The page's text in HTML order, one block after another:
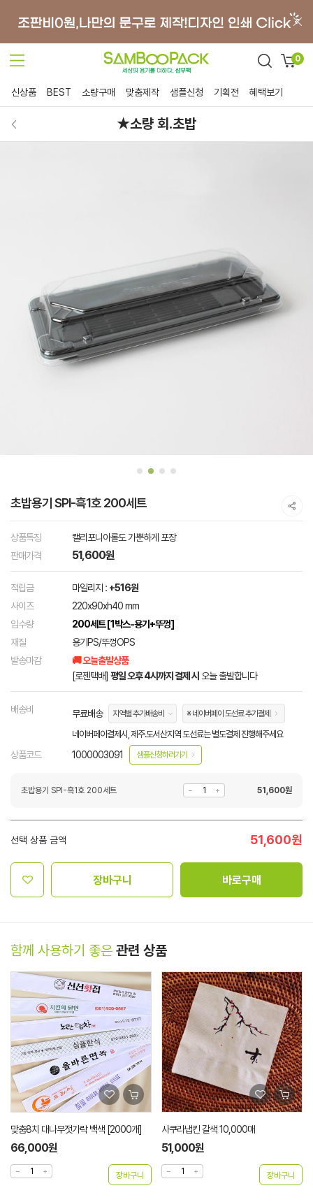
0
신상품 BEST 소량구매 맞춤제작 샘플신청 기획전 혜택보기
★소량 회.초밥
초밥용기 SPI-흑1호 200세트
상품특징
캘리포니아롤도 가뿐하게 포장
판매가격
51,600원
적립금 마일리지 : +516원
사이즈
220x90xh40 mm
입수량
200세트 [1박스-용기+뚜껑]
재질
용기PS/뚜껑OPS
발송마감
🚚 오늘출발상품
[로젠택배] 평일 오후 4시까지 결제 시 오늘 출발합니다
배송비 무료배송 지역별 추가배송비 ※ 네이버페이 도선료 추가결제
네이버페이결제시, 제주.도서산지역 도선료는 별도결제 진행해주세요
상품코드 1000003091 샘플신청하러가기
초밥용기 SPI-흑1호 200세트 51,600원
선택 상품 금액 51,600원
장바구니 바로구매
함께 사용하기 좋은 관련 상품
맞춤8치 대나무젓가락 백색 [2000개]
66,000원
사쿠라냅킨 갈색 10,000매
51,000원